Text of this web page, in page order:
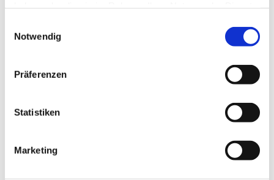
Notwendig
Präferenzen
Statistiken
Marketing
Dezember 2024
November 2024
September 2024
Juli 2024